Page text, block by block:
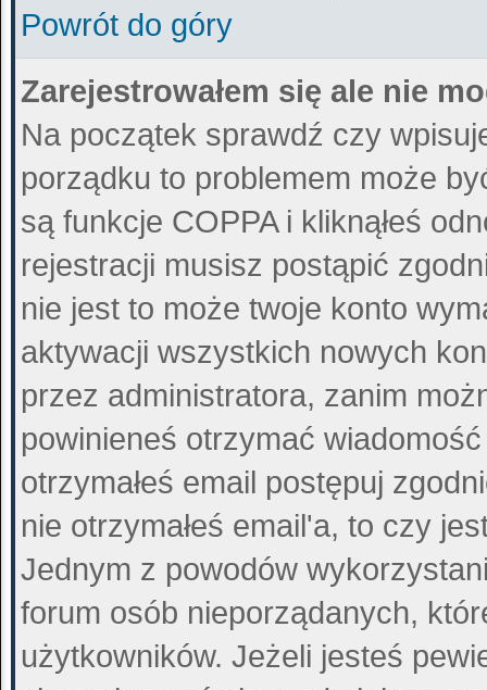
Powrót do góry
Zarejestrowałem się ale nie
Na początek sprawdź czy
porządku to problemem może
są funkcje COPPA i kliknąłeś
rejestracji musisz postąpić
nie jest to może twoje konto
aktywacji wszystkich nowych
przez administratora, zanim
powinieneś otrzymać
otrzymałeś email postępuj
nie otrzymałeś email'a, to czy
Jednym z powodów
forum osób nieporządanych,
użytkowników. Jeżeli jesteś